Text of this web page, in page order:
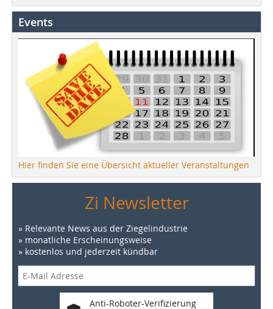
Events
Hier finden Sie eine Übersicht aktueller Veranstaltungen
Zi Newsletter
» Relevante News aus der Ziegelindustrie
» monatliche Erscheinungsweise
» kostenlos und jederzeit kündbar
Anti-Roboter-Verifizierung